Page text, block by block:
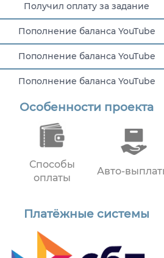
Получил оплату за задание
Пополнение баланса YouTube
Пополнение баланса YouTube
Пополнение баланса YouTube
Получил оплату за задание
Особенности проекта
Способы
оплаты
Авто-
Платёжные системы